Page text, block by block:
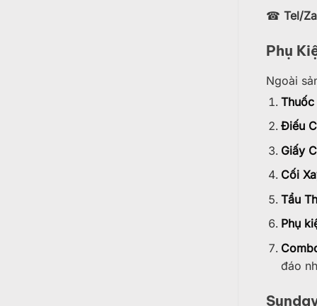
☎ Tel/
Phụ
Ngoài
Điếu
Giấy
Cối
Tẩu
Phụ
đáo